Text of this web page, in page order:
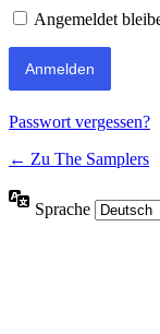
Angemeldet
Passwort vergessen?
← Zu The Samplers
Sprache